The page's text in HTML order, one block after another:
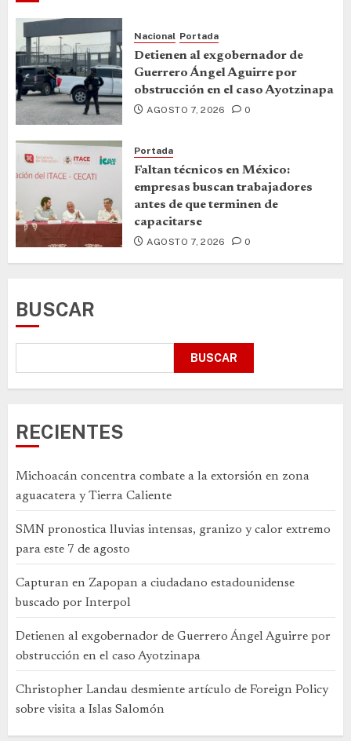
Nacional Portada
Detienen al exgobernador de
Guerrero Ángel Aguirre por
obstrucción en el caso Ayotzinapa
AGOSTO 7, 2026 0
Portada
Faltan técnicos en México:
empresas buscan trabajadores
antes de que terminen de
capacitarse
AGOSTO 7, 2026 0
BUSCAR
BUSCAR
RECIENTES
Michoacán concentra combate a la extorsión en zona
aguacatera y Tierra Caliente
SMN pronostica lluvias intensas, granizo y calor extremo
para este 7 de agosto
Capturan en Zapopan a ciudadano estadounidense
buscado por Interpol
Detienen al exgobernador de Guerrero Ángel Aguirre por
obstrucción en el caso Ayotzinapa
Christopher Landau desmiente artículo de Foreign Policy
sobre visita a Islas Salomón